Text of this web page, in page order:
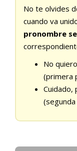
No te olvides
cuando va
pronombre
No quiero
(primera
Cuidado,